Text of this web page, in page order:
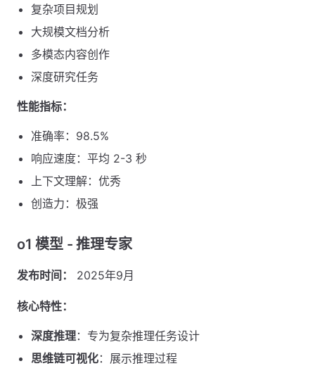
复杂项目规划
大规模文档分析
多模态内容创作
深度研究任务
性能指标：
准确率：98.5%
响应速度：平均 2-3 秒
上下文理解：优秀
创造力：极强
o1 模型 - 推理专家
发布时间： 2025年9月
核心特性：
深度推理：专为复杂推理任务设计
思维链可视化：展示推理过程